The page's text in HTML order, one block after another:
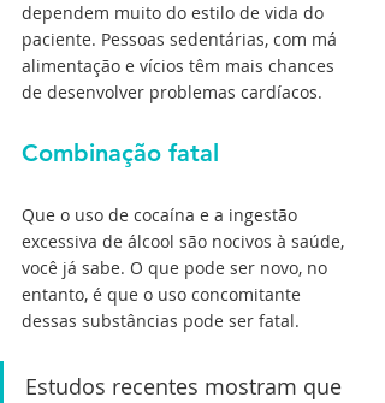
dependem muito do estilo de vida do
paciente. Pessoas sedentárias, com má
alimentação e vícios têm mais chances
de desenvolver problemas cardíacos.
Combinação fatal
Que o uso de cocaína e a ingestão
excessiva de álcool são nocivos à saúde,
você já sabe. O que pode ser novo, no
entanto, é que o uso concomitante
dessas substâncias pode ser fatal.
Estudos recentes mostram que